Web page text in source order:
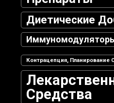
Диетические
Контрацепция, Планирование
Средства